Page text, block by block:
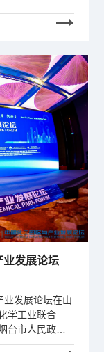
业发展论坛
业发展论坛在山
学工业联合
台市人民政
来自政府、协